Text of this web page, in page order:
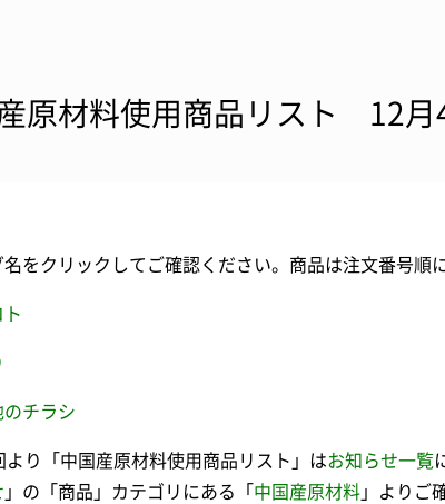
原材料使用商品リスト 12月
名をクリックしてご確認ください。商品は注文番号順
ト
のチラシ
り「中国産原材料使用商品リスト」はお知らせ一覧
」の「商品」カテゴリにある「 中国産原材料 」よりご